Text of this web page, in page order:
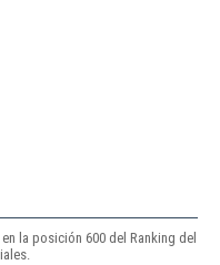
la posición 600 del Ranking del